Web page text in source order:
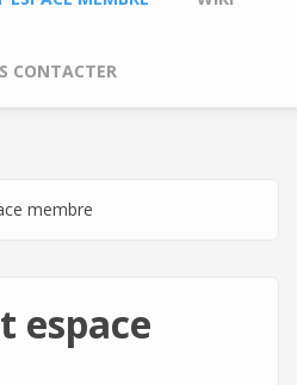
CONTACTER
membre
espace